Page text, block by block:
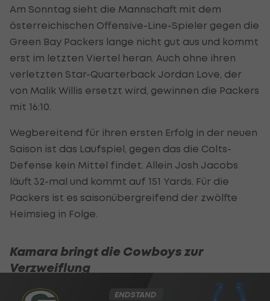
Am Sonntag sieht die Mannschaft mit dem
österreichischen Offensive-Line-Spieler gegen die
Green Bay Packers lange nicht gut aus und kommt
erst im letzten Viertel heran. Auch ohne ihren
verletzten Star-Quarterback Jordan Love, der
von Malik Willis ersetzt wird, gewinnen die Packers
mit 16:10.
Wegbereitend für ihren ersten Erfolg in der neuen
Saison ist das Laufspiel, gegen das die Colts-
Defense kein Mittel findet. Allein Josh Jacobs
läuft 32-mal und kommt auf 151 Yards. Für die
Packers ist es saisonübergreifend der zwölfte
Heimsieg in Folge.
Kamara bringt die Cowboys zur
Verzweiflung
ENDSTAND